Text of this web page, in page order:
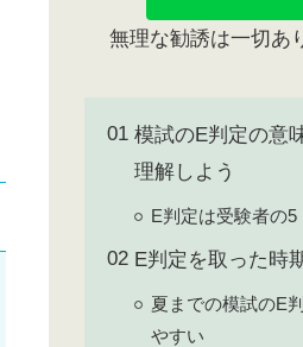
無理な勧誘は一切あ
模試のE判定の意
理解しよう
E判定は受験者の5
E判定を取った時
夏までの模試のE
やすい